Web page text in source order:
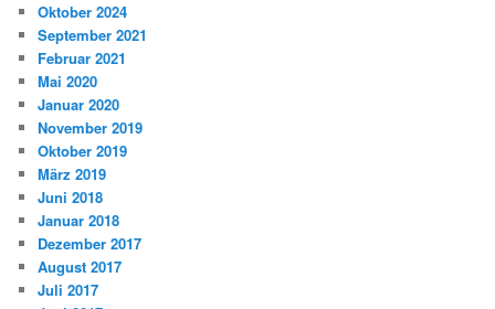
Oktober 2024
September 2021
Februar 2021
Mai 2020
Januar 2020
November 2019
Oktober 2019
März 2019
Juni 2018
Januar 2018
Dezember 2017
August 2017
Juli 2017